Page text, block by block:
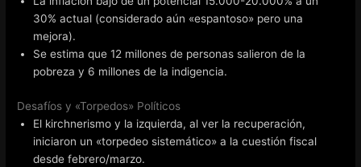
30% actual (considerado aún «espantoso» pero una
mejora).
Se estima que 12 millones de personas salieron de la
pobreza y 6 millones de la indigencia.
Desafíos y «Torpedos» Políticos
El kirchnerismo y la izquierda, al ver la recuperación,
iniciaron un «torpedeo sistemático» a la cuestión fiscal
desde febrero/marzo.